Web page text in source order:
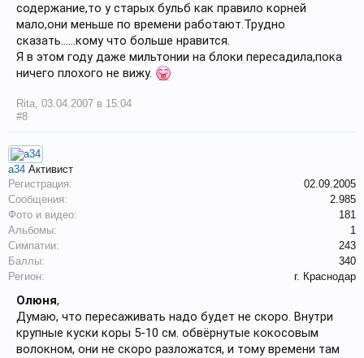
содержание,то у старых бульб как правило корней
мало,они меньше по времени работают.Трудно
сказать......кому что больше нравится.
Я в этом году даже мильтонии на блоки пересадила,пока
ничего плохого не вижу.
Rita, 03.04.2007 в 15:04
#8
a34 Активист
Регистрация:
02.09.2005
Сообщения:
2.985
Фото и видео:
181
Альбомы:
1
Симпатии:
243
Баллы:
340
Регион:
г. Краснодар
Олюня,
Думаю, что пересаживать надо будет не скоро. Внутри
крупные куски коры 5-10 см. обвёрнутые кокосовым
волокном, они не скоро разложатся, и тому времени там